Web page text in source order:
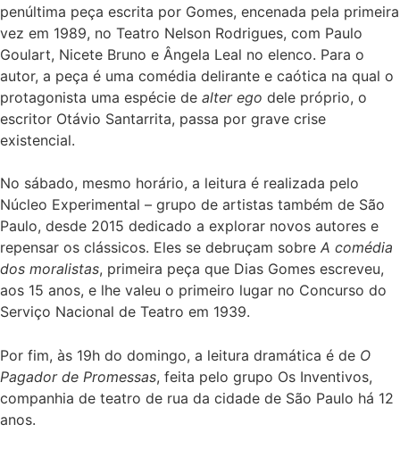
penúltima peça escrita por Gomes, encenada pela primeira
vez em 1989, no Teatro Nelson Rodrigues, com Paulo
Goulart, Nicete Bruno e Ângela Leal no elenco. Para o
autor, a peça é uma comédia delirante e caótica na qual o
protagonista uma espécie de alter ego dele próprio, o
escritor Otávio Santarrita, passa por grave crise
existencial.
No sábado, mesmo horário, a leitura é realizada pelo
Núcleo Experimental – grupo de artistas também de São
Paulo, desde 2015 dedicado a explorar novos autores e
repensar os clássicos. Eles se debruçam sobre A comédia
dos moralistas, primeira peça que Dias Gomes escreveu,
aos 15 anos, e lhe valeu o primeiro lugar no Concurso do
Serviço Nacional de Teatro em 1939.
Por fim, às 19h do domingo, a leitura dramática é de O
Pagador de Promessas, feita pelo grupo Os Inventivos,
companhia de teatro de rua da cidade de São Paulo há 12
anos.